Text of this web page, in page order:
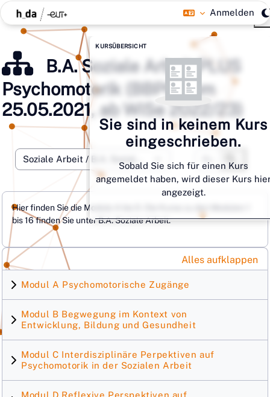
Zum Hauptinhalt
Anmelden
Blöcke
Kursübersicht überspringen
KURSÜBERSICHT
Sie sind in keinem Kurs
eingeschrieben.
Sobald Sie sich für einen Kurs
angemeldet haben, wird dieser Kurs
angezeigt.
B.A. Soziale Arbeit PLUS
Psychomotorik (BBPO vom
25.05.2021, ab WiSe 2022/23)
Kursbereiche
Kurse
Hier finden Sie die Module A bis D. Die Kurse zu den Modulen 1
bis 16 finden Sie unter B.A. Soziale Arbeit.
Alles aufklappen
Modul A Psychomotorische Zugänge
Modul B Begwegung im Kontext von
Entwicklung, Bildung und Gesundheit
Modul C Interdisziplinäre Perpektiven auf
Psychomotorik in der Sozialen Arbeit